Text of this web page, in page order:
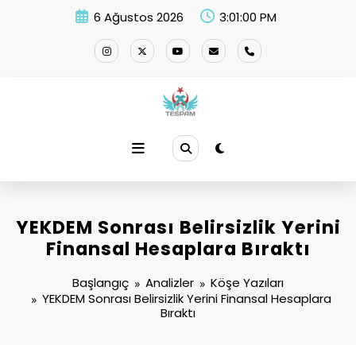
6 Ağustos 2026 3:01:01 PM
YEKDEM Sonrası Belirsizlik Yerini
Finansal Hesaplara Bıraktı
Başlangıç Analizler
Köşe Yazıları
YEKDEM Sonrası Belirsizlik Yerini Finansal Hesaplara
Bıraktı